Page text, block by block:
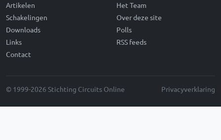
Artikelen
Schakelingen
Downloads
Links
Contact
Het Team
Over deze site
Polls
RSS feeds
© 1999-2026 Stichting Circuits Online Privacyverklaring